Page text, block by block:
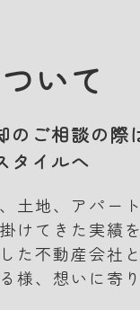
いて
のご相談の際
タイルへ
土地、アパー
けてきた実績
た不動産会社
様、想いに寄